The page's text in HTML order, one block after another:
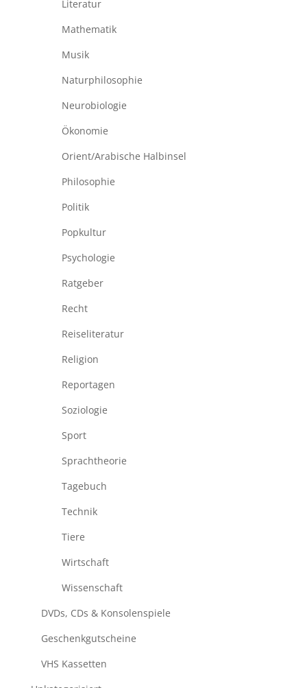
Literatur
Mathematik
Musik
Naturphilosophie
Neurobiologie
Ökonomie
Orient/Arabische Halbinsel
Philosophie
Politik
Popkultur
Psychologie
Ratgeber
Recht
Reiseliteratur
Religion
Reportagen
Soziologie
Sport
Sprachtheorie
Tagebuch
Technik
Tiere
Wirtschaft
Wissenschaft
DVDs, CDs & Konsolenspiele
Geschenkgutscheine
VHS Kassetten